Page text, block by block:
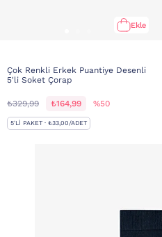
Ekle
Çok Renkli Erkek Puantiye Desenli
5'li Soket Çorap
₺329,99 ₺164,99 %50
5'LI PAKET · ₺33,00/ADET